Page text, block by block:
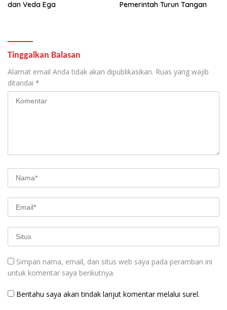
dan Veda Ega
Pemerintah Turun Tangan
Tinggalkan Balasan
Alamat email Anda tidak akan dipublikasikan. Ruas yang wajib
ditandai *
Simpan nama, email, dan situs web saya pada peramban ini
untuk komentar saya berikutnya.
Beritahu saya akan tindak lanjut komentar melalui surel.